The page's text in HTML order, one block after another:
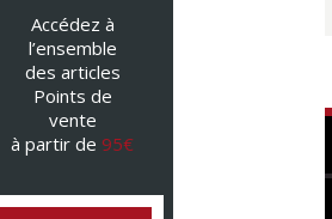
Accédez à
l’ensemble
des articles
Points de
vente
à partir de 95€